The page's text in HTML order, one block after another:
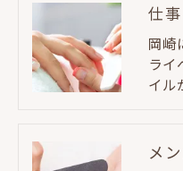
仕事
岡崎
ライ
イル
メ